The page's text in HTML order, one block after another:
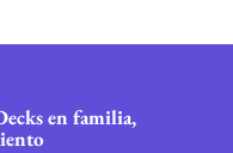
en familia,